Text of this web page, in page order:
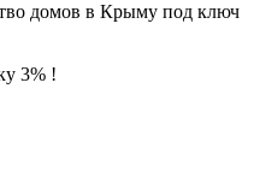
домов в Крыму под ключ
3% !